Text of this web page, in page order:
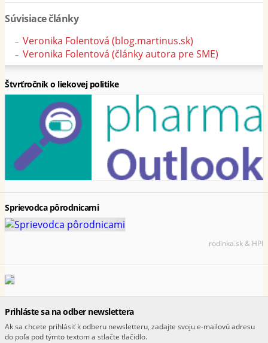
Súvisiace články
Veronika Folentová (blog.martinus.sk)
Veronika Folentová (články autora pre SME)
Štvrťročník o liekovej politike
Sprievodca pôrodnicami
rodinka.sk & HPI
Prihláste sa na odber newslettera
Ak sa chcete prihlásiť k odberu newsletteru, zadajte svoju e-mailovú adresu
do poľa pod týmto textom a stlačte tlačidlo.